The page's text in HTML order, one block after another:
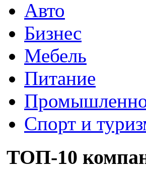
Авто
Бизнес
Мебель
Питание
Спорт и
ТОП-10